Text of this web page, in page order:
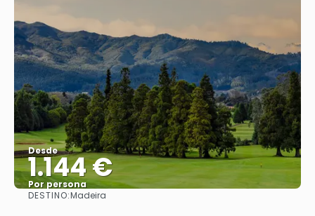
Desde
1.144 €
Por persona
DESTINO:Madeira